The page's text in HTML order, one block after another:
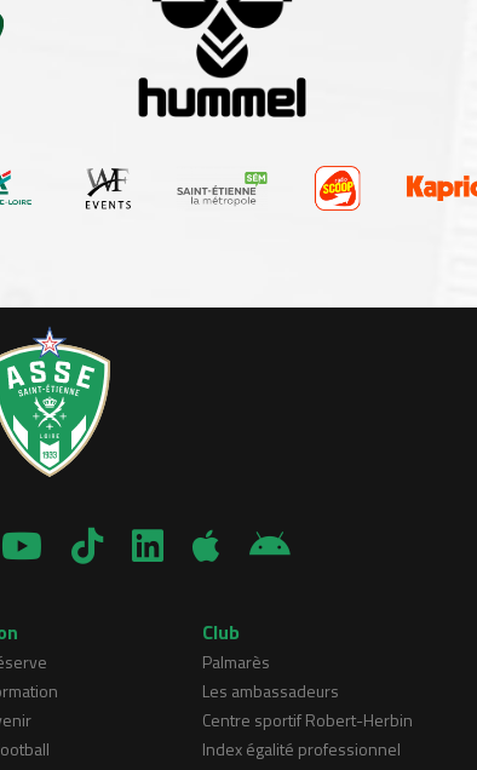
Club
Palmarès
Les ambassadeurs
Centre sportif Robert-Herbin
Index égalité professionnel